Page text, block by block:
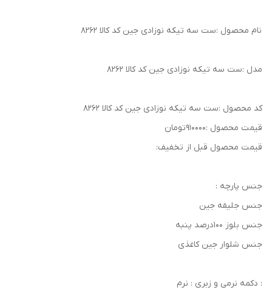
نام محصول :ست سه تیکه نوزادی جین کد کالا ۸۲۶۲
مدل :ست سه تیکه نوزادی جین کد کالا ۸۲۶۲
کد محصول :ست سه تیکه نوزادی جین کد کالا ۸۲۶۲
قیمت محصول :۹۱۰۰۰۰تومان
قیمت محصول قبل از تخفیف:
جنس پارچه :
جنس جلیقه جین
جنس بلوز ۱۰۰درصد پنبه
جنس شلوار جین کاغذی
: دکمه نرمی و زبری : نرم